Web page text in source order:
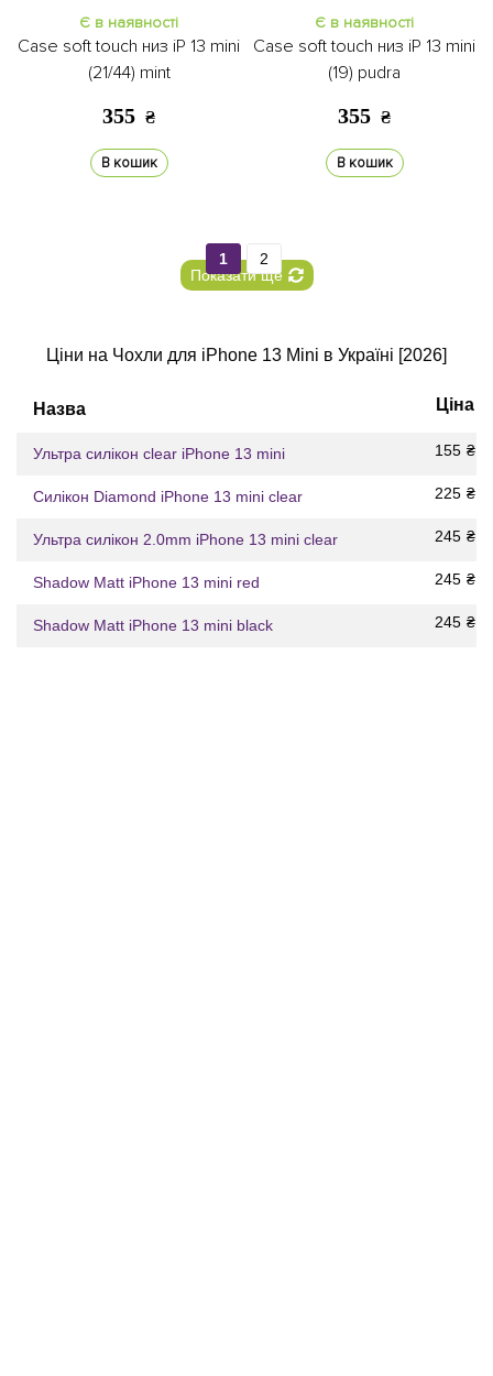
Є в наявності
Case soft touch низ iP 13 mini
(21/44) mint
355 ₴
В кошик
Є в наявності
Case soft touch низ iP 13 mini
(19) pudra
355 ₴
В кошик
Показати ще
1 2
Ціни на Чохли для iPhone 13 Mini в Україні [2026]
Назва Ціна
Ультра силікон clear iPhone 13 mini 155 ₴
Силікон Diamond iPhone 13 mini clear 225 ₴
Ультра силікон 2.0mm iPhone 13 mini clear 245 ₴
Shadow Matt iPhone 13 mini red 245 ₴
Shadow Matt iPhone 13 mini black 245 ₴